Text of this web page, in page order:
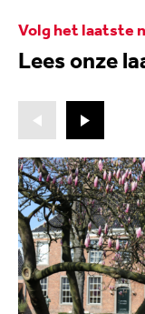
Volg het laatste
Lees onze